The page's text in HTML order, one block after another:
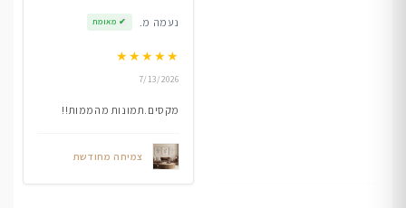
נעמה מ. ✔ מאומת
★★★★★
7/13/2026
מקסים.תמונות מהממות!!
צמיחה מחודשת